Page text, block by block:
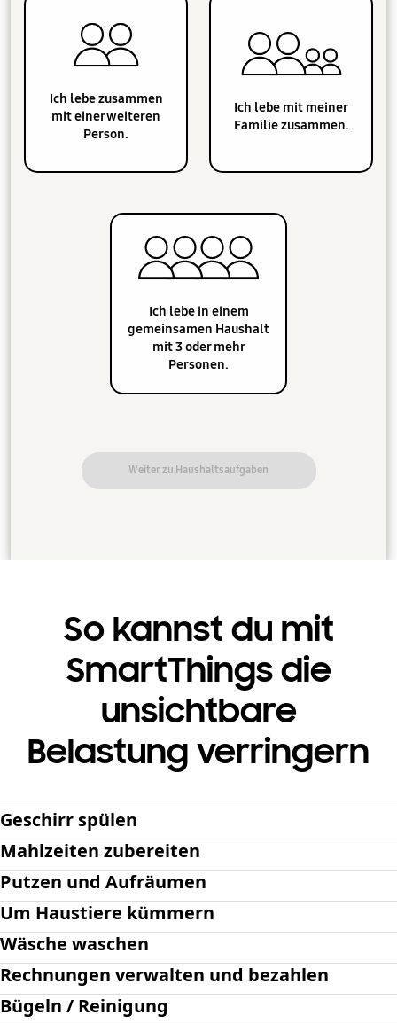
Ich lebe zusammen
mit einer weiteren
Person.
Ich lebe mit meiner
Familie zusammen.
Ich lebe in einem
gemeinsamen Haushalt
mit 3 oder mehr
Personen.
Weiter zu Haushaltsaufgaben
So kannst du mit
SmartThings die
unsichtbare
Belastung verringern
Geschirr spülen
Mahlzeiten zubereiten
Putzen und Aufräumen
Um Haustiere kümmern
Wäsche waschen
Rechnungen verwalten und bezahlen
Bügeln / Reinigung